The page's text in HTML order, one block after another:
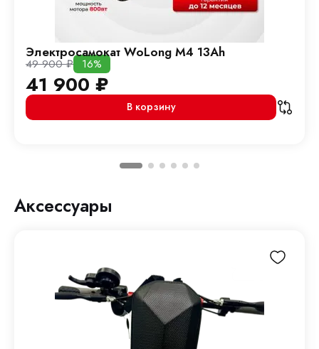
Электросамокат WoLong M4 13Ah
49 900₽ 16%
41 900 ₽
В корзину
Аксессуары